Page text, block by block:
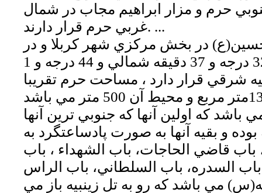
حرم و مزار ابراهيم مجاب در شمال
غربي حرم قرار دارند. ...
در بخش مركزي شهر كربلا و در
موقعيت جغرافيايي 32 درجه و 37 دقيقه شمالي و 44 درجه و 1
و 56 ثانيه شرقي قرار دارد ، مساحت حرم تقريبا
10 درب مي باشد كه اولين آنها كه جنوبي ترين آنها
و بقيه آنها به صورت پادساعتگرد به
باب قاضي الحاجات، باب الشهداء ، باب
باب السدره، باب السلطاني، باب الراس
مي باشد كه رو به تل زينبيه باز مي